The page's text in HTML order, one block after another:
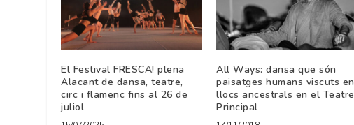
El Festival FRESCA! plena
Alacant de dansa, teatre,
circ i flamenc fins al 26 de
juliol
All Ways: dansa que són
paisatges humans viscuts en
llocs ancestrals en el Teatre
Principal